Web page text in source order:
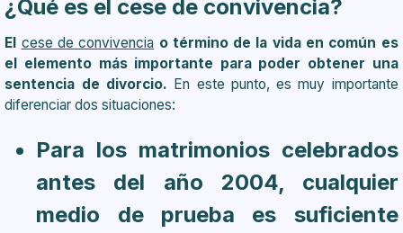
¿Qué es el cese de convivencia?
El cese de convivencia o término de la vida en común es
el elemento más importante para poder obtener una
sentencia de divorcio. En este punto, es muy importante
diferenciar dos situaciones:
Para los matrimonios celebrados
antes del año 2004, cualquier
medio de prueba es suficiente